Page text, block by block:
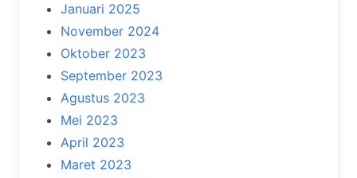
Januari 2025
November 2024
Oktober 2023
September 2023
Agustus 2023
Mei 2023
April 2023
Maret 2023